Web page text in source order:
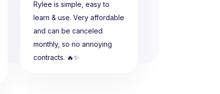
Rylee is simple, easy to
learn & use. Very affordable
and can be canceled
monthly, so no annoying
contracts. 🔥✨